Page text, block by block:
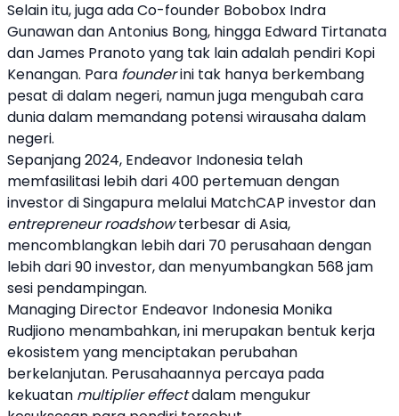
Selain itu, juga ada Co-founder Bobobox Indra
Gunawan dan Antonius Bong, hingga Edward Tirtanata
dan James Pranoto yang tak lain adalah pendiri Kopi
Kenangan. Para founderini tak hanya berkembang
pesat di dalam negeri, namun juga mengubah cara
dunia dalam memandang potensi wirausaha dalam
negeri.
Sepanjang 2024, Endeavor Indonesia telah
memfasilitasi lebih dari 400 pertemuan dengan
investor di Singapura melalui MatchCAP investor dan
entrepreneur roadshowterbesar di Asia,
mencomblangkan lebih dari 70 perusahaan dengan
lebih dari 90 investor, dan menyumbangkan 568 jam
sesi pendampingan.
Managing Director Endeavor Indonesia Monika
Rudjiono menambahkan, ini merupakan bentuk kerja
ekosistem yang menciptakan perubahan
berkelanjutan. Perusahaannya percaya pada
kekuatan multiplier effectdalam mengukur